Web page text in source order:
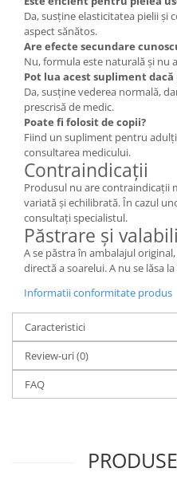
Da, susține elasticitatea pielii
aspect sănătos.
Are efecte secundare
Nu, formula este naturală și nu
Pot lua acest supliment
Da, susține vederea normală,
prescrisă de medic.
Poate fi folosit de copii?
Fiind un supliment pentru
consultarea medicului.
Contraindicații
Produsul nu are contraindicații
variată și echilibrată. În cazul
consultați specialistul.
Păstrare și
A se păstra în ambalajul
directă a soarelui. A nu se lăsa
Informatii conformitate produs
Caracteristici
Review-uri(0)
FAQ